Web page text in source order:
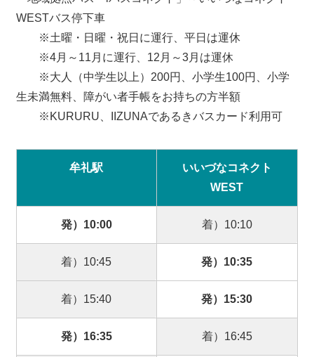
WESTバス停下車
※土曜・日曜・祝日に運行、平日は運休
※4月～11月に運行、12月～3月は運休
※大人（中学生以上）200円、小学生100円、小学
生未満無料、障がい者手帳をお持ちの方半額
※KURURU、IIZUNAであるきバスカード利用可
牟礼駅
いいづなコネクト
WEST
発）10:00 着）10:10
着）10:45 発）10:35
着）15:40 発）15:30
発）16:35 着）16:45